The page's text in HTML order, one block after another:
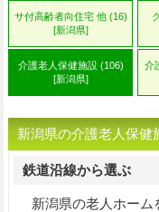
サ付高齢者向住宅 他 (16)
[新潟県]
介護老人保健施設 (106)
[新潟県]
介
新潟県の介護老人保健
鉄道沿線から選ぶ
新潟県の老人ホー